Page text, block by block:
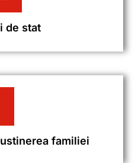
de stat
familiei